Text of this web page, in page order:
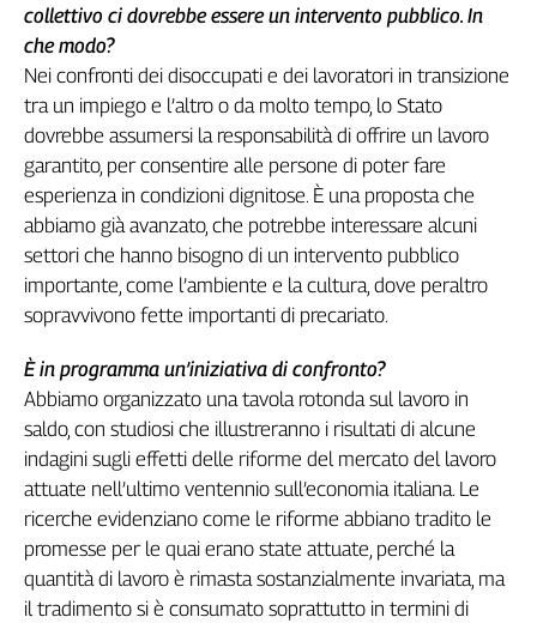
collettivo ci dovrebbe essere un intervento pubblico. In
che modo?
Nei confronti dei disoccupati e dei lavoratori in transizione
tra un impiego e l’altro o da molto tempo, lo Stato
dovrebbe assumersi la responsabilità di offrire un lavoro
garantito, per consentire alle persone di poter fare
esperienza in condizioni dignitose. È una proposta che
abbiamo già avanzato, che potrebbe interessare alcuni
settori che hanno bisogno di un intervento pubblico
importante, come l’ambiente e la cultura, dove peraltro
sopravvivono fette importanti di precariato.
È in programma un’iniziativa di confronto?
Abbiamo organizzato una tavola rotonda sul lavoro in
saldo, con studiosi che illustreranno i risultati di alcune
indagini sugli effetti delle riforme del mercato del lavoro
attuate nell’ultimo ventennio sull’economia italiana. Le
ricerche evidenziano come le riforme abbiano tradito le
promesse per le quai erano state attuate, perché la
quantità di lavoro è rimasta sostanzialmente invariata, ma
il tradimento si è consumato soprattutto in termini di